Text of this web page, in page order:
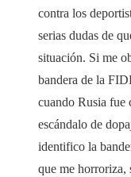
contra los
serias dudas de
situación. Si me
bandera de la
cuando Rusia fue
escándalo de
identifico la
que me horroriza,